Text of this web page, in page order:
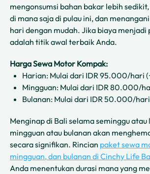
mengonsumsi bahan bakar lebih
di mana saja di pulau ini, dan
hari dengan mudah. Jika biaya
adalah titik awal terbaik Anda.
Harga Sewa Motor Kompak:
Harian: Mulai dari IDR 95.000/hari
Mingguan: Mulai dari IDR 80.000/
Bulanan: Mulai dari IDR 50.000/hari
Menginap di Bali selama seminggu atau
mingguan atau bulanan akan
secara signifikan. Rincian paket sewa
mingguan, dan bulanan di Cinchy Life
Anda menentukan durasi mana yang